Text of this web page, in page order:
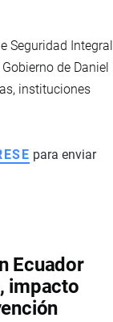
Seguridad Integral
de Daniel
instituciones
para enviar
Ecuador
impacto